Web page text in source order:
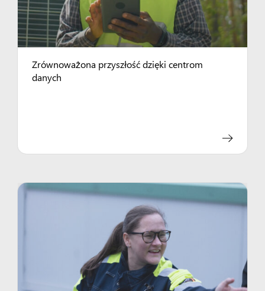
Zrównoważona przyszłość dzięki centrom
danych